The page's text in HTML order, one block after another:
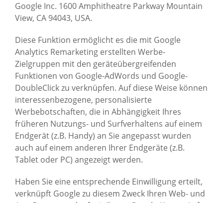
Google Inc. 1600 Amphitheatre Parkway Mountain
View, CA 94043, USA.
Diese Funktion ermöglicht es die mit Google
Analytics Remarketing erstellten Werbe-
Zielgruppen mit den geräteübergreifenden
Funktionen von Google-AdWords und Google-
DoubleClick zu verknüpfen. Auf diese Weise können
interessenbezogene, personalisierte
Werbebotschaften, die in Abhängigkeit Ihres
früheren Nutzungs- und Surfverhaltens auf einem
Endgerät (z.B. Handy) an Sie angepasst wurden
auch auf einem anderen Ihrer Endgeräte (z.B.
Tablet oder PC) angezeigt werden.
Haben Sie eine entsprechende Einwilligung erteilt,
verknüpft Google zu diesem Zweck Ihren Web- und